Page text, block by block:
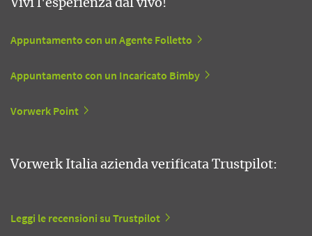
Vivi l'esperienza dal vivo!
Appuntamento con un Agente Folletto
Appuntamento con un Incaricato Bimby
Vorwerk Point
Vorwerk Italia azienda verificata Trustpilot:
Leggi le recensioni su Trustpilot